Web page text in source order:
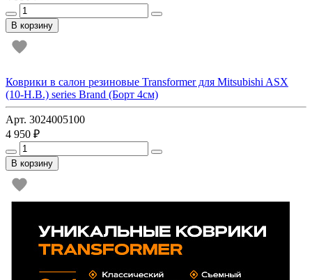
В корзину
Коврики в салон резиновые Transformer для Mitsubishi ASX
(10-Н.В.) series Brand (Борт 4см)
Арт. 3024005100
4 950 ₽
В корзину